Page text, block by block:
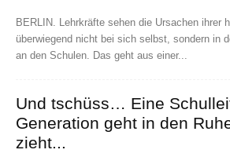
BERLIN. Lehrkräfte sehen die Ursachen ihrer
überwiegend nicht bei sich selbst, sondern in
an den Schulen. Das geht aus einer...
Und tschüss… Eine
Generation geht in den
zieht...